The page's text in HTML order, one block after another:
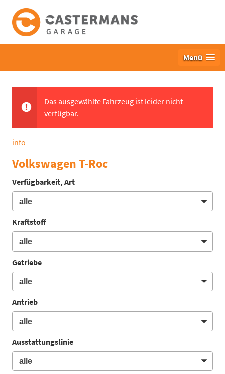
Menü
Das ausgewählte Fahrzeug ist leider nicht
verfügbar.
info
Volkswagen T-Roc
Verfügbarkeit, Art
Kraftstoff
Getriebe
Antrieb
Ausstattungslinie